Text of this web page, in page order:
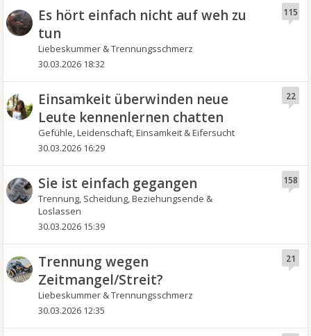
Es hört einfach nicht auf weh zu
tun
Liebeskummer & Trennungsschmerz
115
30.03.2026 18:32
Einsamkeit überwinden neue
Leute kennenlernen chatten
Gefühle, Leidenschaft, Einsamkeit & Eifersucht
22
30.03.2026 16:29
Sie ist einfach gegangen
Trennung, Scheidung, Beziehungsende &
Loslassen
158
30.03.2026 15:39
Trennung wegen
Zeitmangel/Streit?
Liebeskummer & Trennungsschmerz
21
30.03.2026 12:35